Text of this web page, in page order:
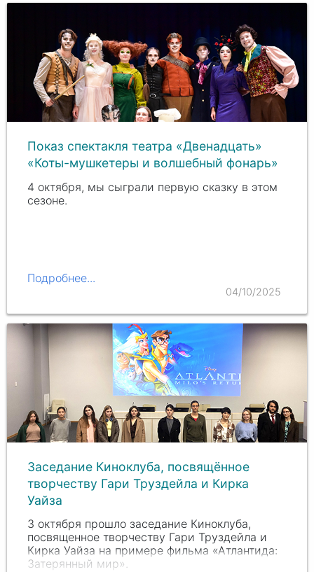
Показ спектакля театра «Двенадцать»
«Коты-мушкетеры и волшебный фонарь»
4 октября, мы сыграли первую сказку в этом
сезоне.
Подробнее...
04/10/2025
Заседание Киноклуба, посвящённое
творчеству Гари Труздейла и Кирка
Уайза
3 октября прошло заседание Киноклуба,
посвященное творчеству Гари Труздейла и
Кирка Уайза на примере фильма «Атлантида:
Затерянный мир».